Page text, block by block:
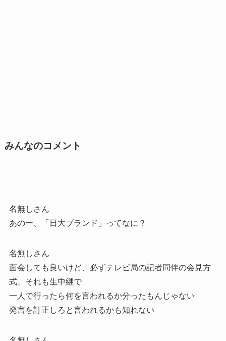
みんなのコメント
名無しさん
あのー、「日大ブランド」ってなに？
名無しさん
面会しても良いけど、必ずテレビ局の記者同伴の会見方
式、それも生中継で
一人で行ったら何を言われるか分ったもんじゃない
発言を訂正しろと言われるかも知れない